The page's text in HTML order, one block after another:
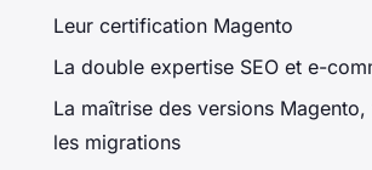
Leur certification Magento
La double expertise SEO et e-
La maîtrise des versions
les migrations